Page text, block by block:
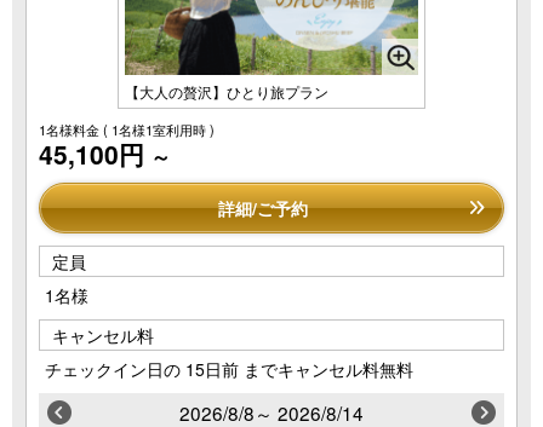
【大人の贅沢】ひとり旅プラン
1名様料金( 1名様1室利用時 )
45,100円 ～
詳細/ご予約
定員
1名様
キャンセル料
チェックイン日の 15日前 までキャンセル料無料
2026/8/8～ 2026/8/14